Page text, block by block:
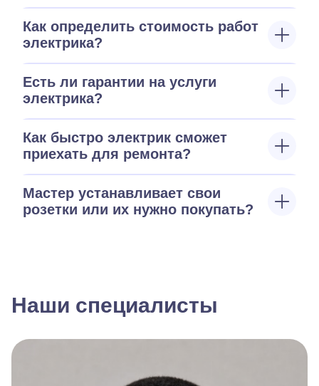
Как определить стоимость работ
электрика?
Есть ли гарантии на услуги
электрика?
Как быстро электрик сможет
приехать для ремонта?
Мастер устанавливает свои
розетки или их нужно покупать?
Наши специалисты